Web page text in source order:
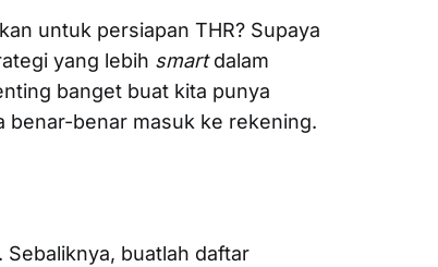
untuk persiapan THR? Supaya
yang lebih smartdalam
banget buat kita punya
benar masuk ke rekening.
buatlah daftar